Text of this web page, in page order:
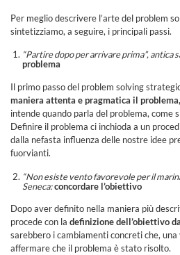
Per meglio descrivere l’arte del problem
sintetizziamo, a seguire, i principali passi.
“Partire dopo per arrivare prima”, antica
problema
Il primo passo del problem solving
maniera attenta e pragmatica il problema,
intende quando parla del problema, come
Definire il problema ci inchioda a un
dalla nefasta influenza delle nostre idee
fuorvianti.
“Non esiste vento favorevole per il
Seneca:concordare l’obiettivo
Dopo aver definito nella maniera più
procede con la definizione dell’obiettivo
sarebbero i cambiamenti concreti che,
affermare che il problema è stato risolto.